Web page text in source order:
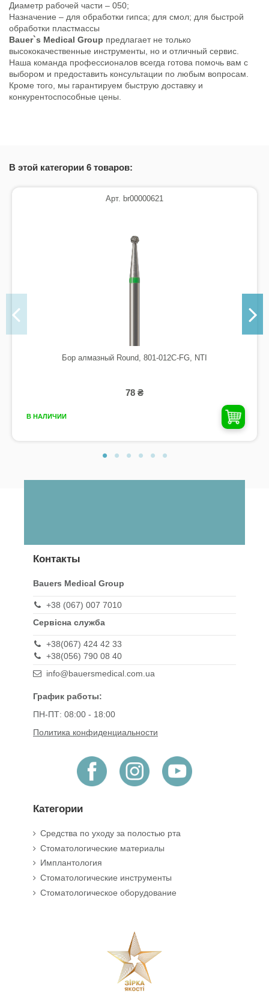
Диаметр рабочей части – 050;
Назначение – для обработки гипса; для смол; для быстрой
обработки пластмассы
Bauer`s Medical Group предлагает не только
высококачественные инструменты, но и отличный сервис.
Наша команда профессионалов всегда готова помочь вам с
выбором и предоставить консультации по любым вопросам.
Кроме того, мы гарантируем быструю доставку и
конкурентоспособные цены.
В этой категории 6 товаров:
Арт. br00000621
Бор алмазный Round, 801-012C-FG, NTI
78 ₴
В НАЛИЧИИ
Контакты
Bauers Medical Group
+38 (067) 007 7010
Сервісна служба
+38(067) 424 42 33
+38(056) 790 08 40
info@bauersmedical.com.ua
График работы:
ПН-ПТ: 08:00 - 18:00
Политика конфиденциальности
Категории
Средства по уходу за полостью рта
Стоматологические материалы
Имплантология
Стоматологические инструменты
Стоматологическое оборудование